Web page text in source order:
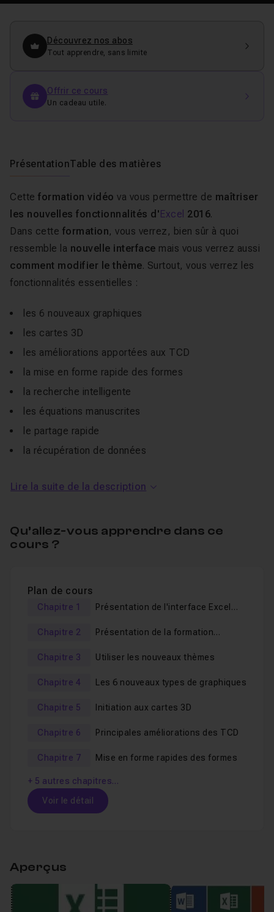
Découvrez nos abos
Tout apprendre, sans limite
Offrir ce cours
Un cadeau utile.
PrésentationTable des matières
Cette formation vidéo va vous permettre de maîtriser
les nouvelles fonctionnalités d'Excel 2016.
Dans cette formation, vous verrez, bien sûr à quoi
ressemble la nouvelle interface mais vous verrez aussi
comment modifier le thème. Surtout, vous verrez les
fonctionnalités essentielles :
les 6 nouveaux graphiques
les cartes 3D
les améliorations apportées aux TCD
la mise en forme rapide des formes
la recherche intelligente
les équations manuscrites
le partage rapide
la récupération de données
QCM de validation des acquiset à un support de
présentation.
efficace sur Excel 2016
Lire la suite de la description
Qu’allez-vous apprendre dans ce
cours ?
Plan de cours
Chapitre 1
Présentation de l'interface Excel
Chapitre 2
Présentation de la formation
2016
Chapitre 3 Utiliser les nouveaux thèmes
Chapitre 4 Les 6 nouveaux types de graphiques
Chapitre 5 Initiation aux cartes 3D
Chapitre 6 Principales améliorations des TCD
Chapitre 7 Mise en forme rapides des formes
+ 5 autres chapitres…
Voir le détail
Aperçus